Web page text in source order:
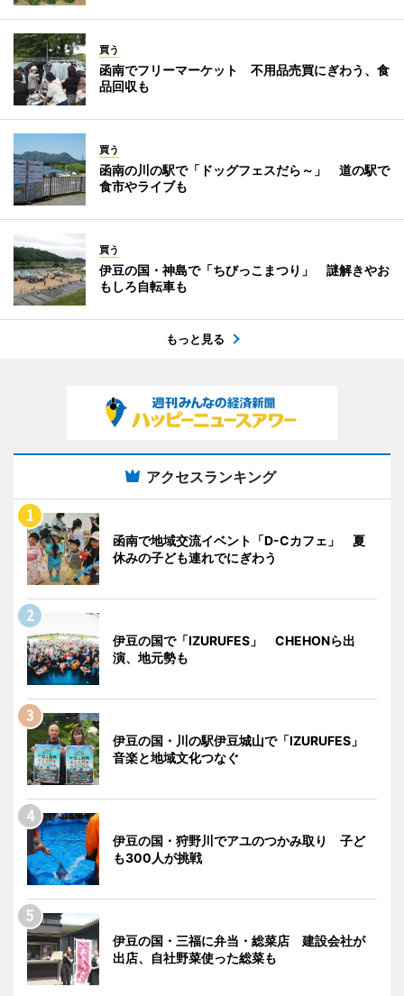
買う
函南でフリーマーケット 不用品売買にぎわう、食
品回収も
買う
函南の川の駅で「ドッグフェスだら～」 道の駅で
食市やライブも
買う
伊豆の国・神島で「ちびっこまつり」 謎解きやお
もしろ自転車も
もっと見る
アクセスランキング
函南で地域交流イベント「D-Cカフェ」 夏
休みの子ども連れでにぎわう
伊豆の国で「IZURUFES」 CHEHONら出
演、地元勢も
伊豆の国・川の駅伊豆城山で「IZURUFES」
音楽と地域文化つなぐ
伊豆の国・狩野川でアユのつかみ取り 子ど
も300人が挑戦
伊豆の国・三福に弁当・総菜店 建設会社が
出店、自社野菜使った総菜も